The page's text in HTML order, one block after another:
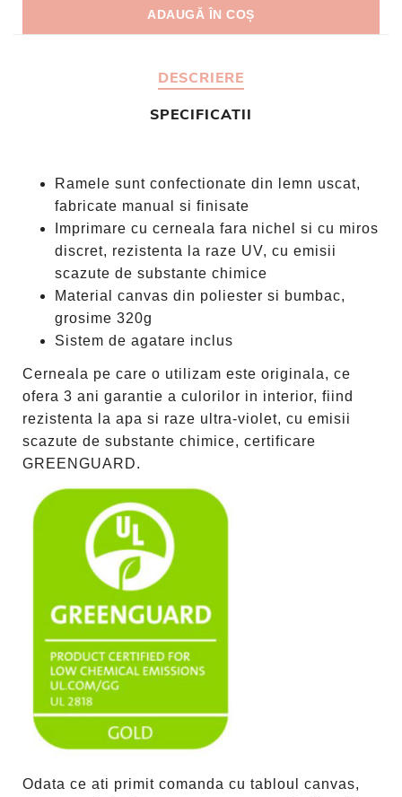
DESCRIERE
SPECIFICATII
Ramele sunt confectionate din lemn uscat,
fabricate manual si finisate
Imprimare cu cerneala fara nichel si cu miros
discret, rezistenta la raze UV, cu emisii
scazute de substante chimice
Material canvas din poliester si bumbac,
grosime 320g
Sistem de agatare inclus
Cerneala pe care o utilizam este originala, ce
ofera 3 ani garantie a culorilor in interior, fiind
rezistenta la apa si raze ultra-violet, cu emisii
scazute de substante chimice, certificare
GREENGUARD.
Odata ce ati primit comanda cu tabloul canvas,